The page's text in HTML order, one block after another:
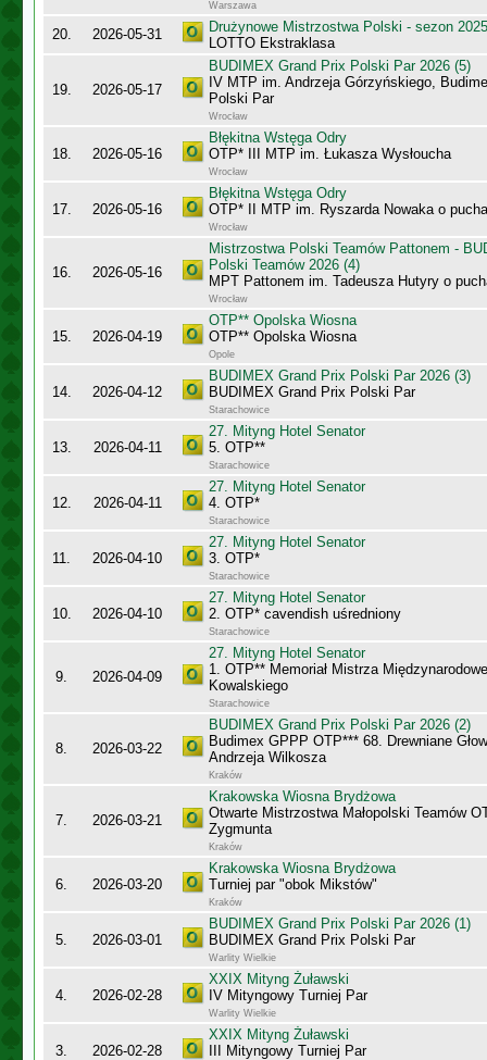
Warszawa
20. 2026-05-31
Drużynowe Mistrzostwa Polski - sezon
LOTTO Ekstraklasa
19. 2026-05-17
BUDIMEX Grand Prix Polski Par 2026 (5)
IV MTP im. Andrzeja Górzyńskiego,
Polski Par
Wrocław
18. 2026-05-16
Błękitna Wstęga Odry
OTP* III MTP im. Łukasza Wysłoucha
Wrocław
17. 2026-05-16
Błękitna Wstęga Odry
OTP* II MTP im. Ryszarda Nowaka o
Wrocław
16. 2026-05-16
Mistrzostwa Polski Teamów Pattonem -
Polski Teamów 2026 (4)
MPT Pattonem im. Tadeusza Hutyry o
Wrocław
15. 2026-04-19
OTP** Opolska Wiosna
OTP** Opolska Wiosna
Opole
14. 2026-04-12
BUDIMEX Grand Prix Polski Par 2026 (3)
BUDIMEX Grand Prix Polski Par
Starachowice
13. 2026-04-11
27. Mityng Hotel Senator
5. OTP**
Starachowice
12. 2026-04-11
27. Mityng Hotel Senator
4. OTP*
Starachowice
11. 2026-04-10
27. Mityng Hotel Senator
3. OTP*
Starachowice
10. 2026-04-10
27. Mityng Hotel Senator
2. OTP* cavendish uśredniony
Starachowice
9. 2026-04-09
27. Mityng Hotel Senator
1. OTP** Memoriał Mistrza
Kowalskiego
Starachowice
8. 2026-03-22
BUDIMEX Grand Prix Polski Par 2026 (2)
Budimex GPPP OTP*** 68. Drewniane
Andrzeja Wilkosza
Kraków
7. 2026-03-21
Krakowska Wiosna Brydżowa
Otwarte Mistrzostwa Małopolski Teamów
Zygmunta
Kraków
6. 2026-03-20
Krakowska Wiosna Brydżowa
Turniej par "obok Mikstów"
Kraków
5. 2026-03-01
BUDIMEX Grand Prix Polski Par 2026 (1)
BUDIMEX Grand Prix Polski Par
Warlity Wielkie
4. 2026-02-28
XXIX Mityng Żuławski
IV Mityngowy Turniej Par
Warlity Wielkie
3. 2026-02-28
XXIX Mityng Żuławski
III Mityngowy Turniej Par